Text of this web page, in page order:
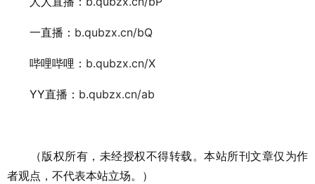
一直播： b.qubzx.cn/bQ
哔哩哔哩： b.qubzx.cn/X
YY直播： b.qubzx.cn/ab
（版权所有，未经授权不得转载。本站所刊文章仅为作
者观点，不代表本站立场。）